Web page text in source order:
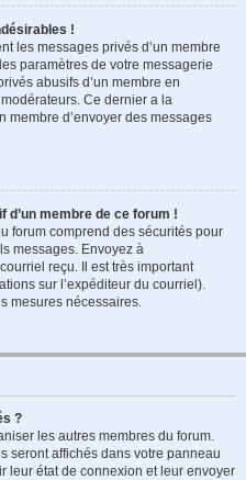
!
les messages privés d’un membre
paramètres de votre messagerie
abusifs d’un membre en
Ce dernier a la
membre d’envoyer des messages
d’un membre de ce forum !
forum comprend des sécurités pour
messages. Envoyez à
reçu. Il est très important
sur l’expéditeur du courriel).
mesures nécessaires.
?
les autres membres du forum.
seront affichés dans votre panneau
leur état de connexion et leur envoyer